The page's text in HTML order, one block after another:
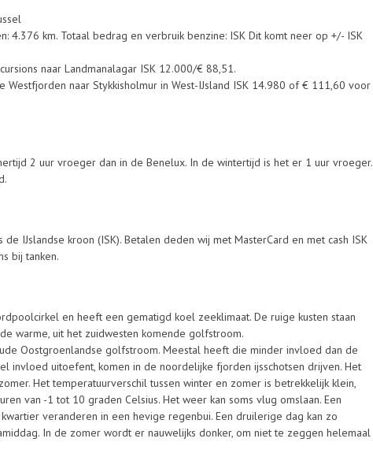
4.376 km. Totaal bedrag en verbruik benzine: ISK Dit komt neer op +/- ISK
naar Landmanalagar ISK 12.000/€ 88,51.
Westfjorden naar Stykkisholmur in West-IJsland ISK 14.980 of € 111,60 voor
2 uur vroeger dan in de Benelux. In de wintertijd is het er 1 uur vroeger.
de IJslandse kroon (ISK). Betalen deden wij met MasterCard en met cash ISK
bij tanken.
en heeft een gematigd koel zeeklimaat. De ruige kusten staan
warme, uit het zuidwesten komende golfstroom.
Oostgroenlandse golfstroom. Meestal heeft die minder invloed dan de
invloed uitoefent, komen in de noordelijke fjorden ijsschotsen drijven. Het
Het temperatuurverschil tussen winter en zomer is betrekkelijk klein,
van -1 tot 10 graden Celsius. Het weer kan soms vlug omslaan. Een
veranderen in een hevige regenbui. Een druilerige dag kan zo
In de zomer wordt er nauwelijks donker, om niet te zeggen helemaal